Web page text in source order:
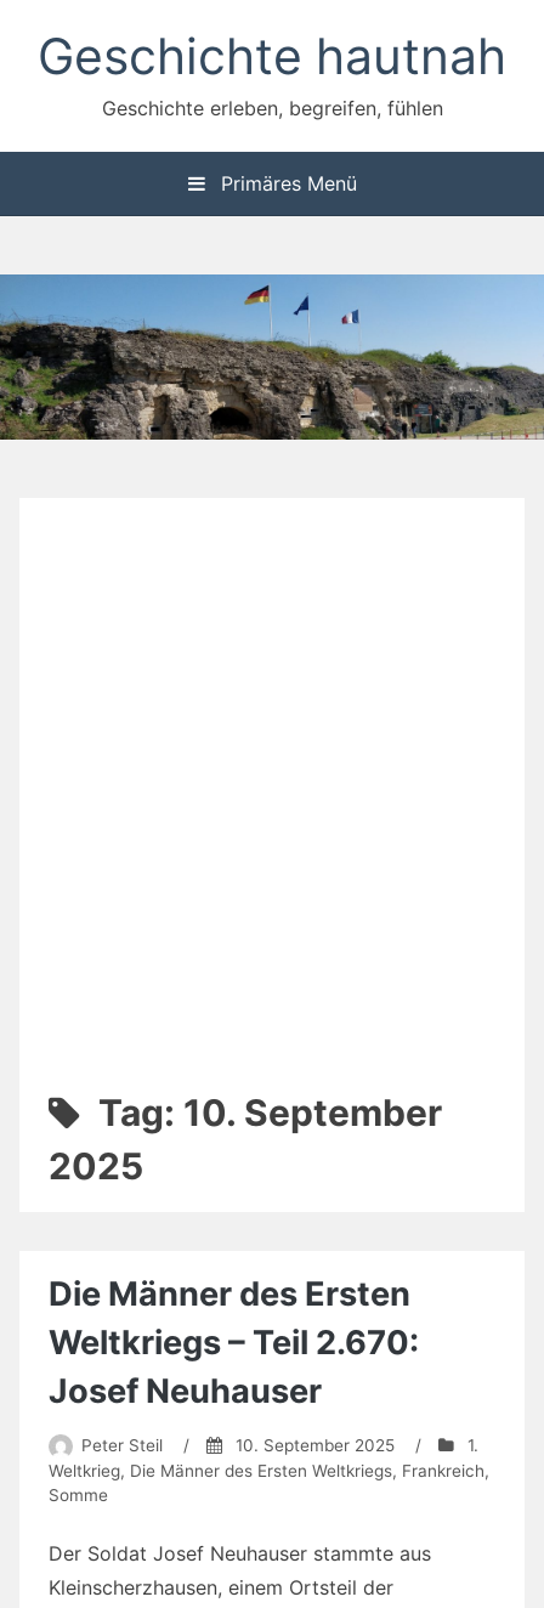
Inhalt
springenGeschichte hautnah
Geschichte erleben, begreifen, fühlen
Primäres Menü
Tag: 10. September
2025
Die Männer des Ersten
Weltkriegs – Teil 2.670:
Josef Neuhauser
Peter Steil / 10. September 2025 /
1.
Weltkrieg, Die Männer des Ersten Weltkriegs, Frankreich,
Somme
Der Soldat Josef Neuhauser stammte aus
Kleinscherzhausen, einem Ortsteil der